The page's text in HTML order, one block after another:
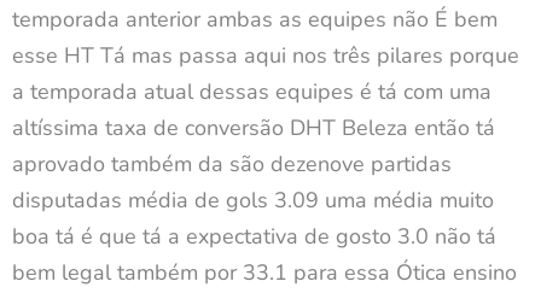
temporada anterior ambas as equipes não É bem
esse HT Tá mas passa aqui nos três pilares porque
a temporada atual dessas equipes é tá com uma
altíssima taxa de conversão DHT Beleza então tá
aprovado também da são dezenove partidas
disputadas média de gols 3.09 uma média muito
boa tá é que tá a expectativa de gosto 3.0 não tá
bem legal também por 33.1 para essa Ótica ensino